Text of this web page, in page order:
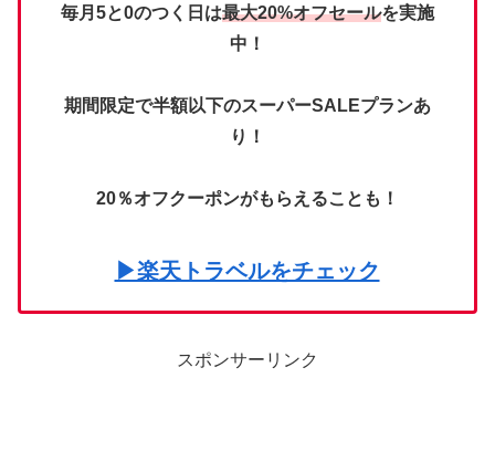
毎月5と0のつく日は最大20%オフセールを実施
中！
期間限定で半額以下のスーパーSALEプランあ
り！
20％オフクーポンがもらえることも！
▶楽天トラベルをチェック
スポンサーリンク